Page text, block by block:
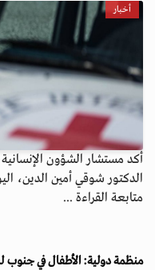
أخبار
أكد مستشار الشؤون
الدكتور شوقي أمين الدين،
متابعة القراءة ...
منظمة دولية: الأطفال في جنوب